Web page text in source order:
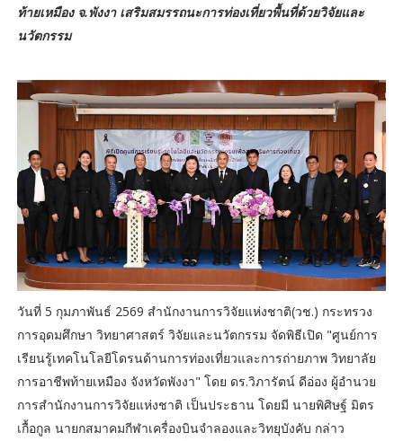
ท้ายเหมือง จ.พังงา เสริมสมรรถนะการท่องเที่ยวพื้นที่ด้วยวิจัยและ
นวัตกรรม
วันที่ 5 กุมภาพันธ์ 2569 สำนักงานการวิจัยแห่งชาติ(วช.) กระทรวง
การอุดมศึกษา วิทยาศาสตร์ วิจัยและนวัตกรรม จัดพิธีเปิด "ศูนย์การ
เรียนรู้เทคโนโลยีโดรนด้านการท่องเที่ยวและการถ่ายภาพ วิทยาลัย
การอาชีพท้ายเหมือง จังหวัดพังงา" โดย ดร.วิภารัตน์ ดีอ่อง ผู้อำนวย
การสำนักงานการวิจัยแห่งชาติ เป็นประธาน โดยมี นายพิศิษฐ์ มิตร
เกื้อกูล นายกสมาคมกีฬาเครื่องบินจําลองและวิทยุบังคับ กล่าว